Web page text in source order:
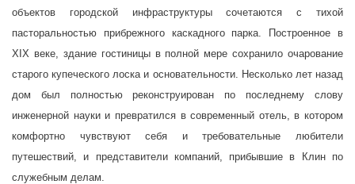
объектов городской инфраструктуры сочетаются с тихой
пасторальностью прибрежного каскадного парка. Построенное в
XIX веке, здание гостиницы в полной мере сохранило очарование
старого купеческого лоска и основательности. Несколько лет назад
дом был полностью реконструирован по последнему слову
инженерной науки и превратился в современный отель, в котором
комфортно чувствуют себя и требовательные любители
путешествий, и представители компаний, прибывшие в Клин по
служебным делам.